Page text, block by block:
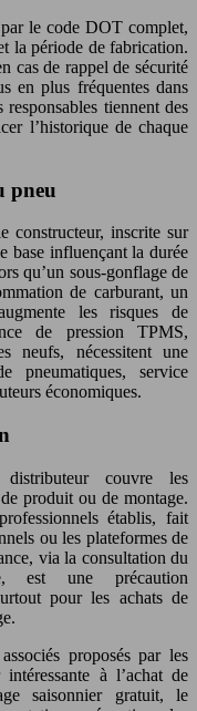
le code DOT complet,
la période de fabrication.
cas de rappel de sécurité
en plus fréquentes dans
tiennent des
l’historique de chaque
pneu
constructeur, inscrite sur
base influençant la durée
qu’un sous-gonflage de
de carburant, un
les risques de
de pression TPMS,
neufs, nécessitent une
pneumatiques, service
économiques.
distributeur couvre les
produit ou de montage.
établis, fait
ou les plateformes de
via la consultation du
est une précaution
pour les achats de
proposés par les
à l’achat de
saisonnier gratuit, le